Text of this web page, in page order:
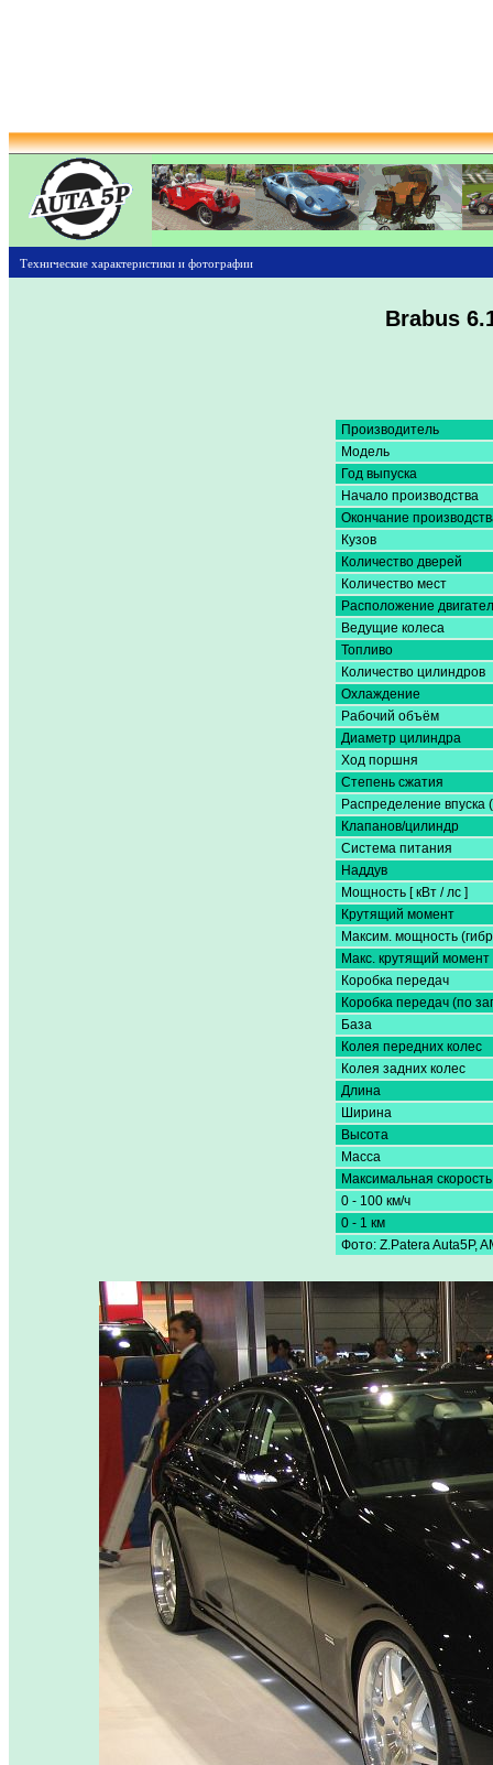
Технические характеристики и фотографии
Brabus
Производитель
Модель
Год выпуска
Начало производства
Окончание
Кузов
Количество дверей
Количество мест
Расположение
Ведущие колеса
Топливо
Количество цилиндров
Охлаждение
Рабочий объём
Диаметр цилиндра
Ход поршня
Степень сжатия
Распределение впуска
Клапанов/цилиндр
Система питания
Наддув
Мощность [ кВт / лс ]
Крутящий момент
Максим. мощность
Макс. крутящий момент
Коробка передач
Коробка передач (по
База
Колея передних колес
Колея задних колес
Длина
Ширина
Высота
Масса
Максимальная скорость
0 - 100 км/ч
0 - 1 км
Фото: Z.Patera Auta5P,